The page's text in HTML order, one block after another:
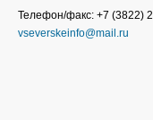
Телефон/факс: +7 (3822)
vseverskeinfo@mail.ru